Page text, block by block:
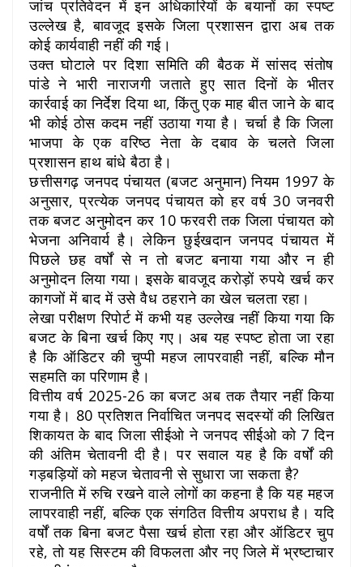
जांच प्रतिवेदन में इन अधिकारियों के बयानों का स्पष्ट
उल्लेख है, बावजूद इसके जिला प्रशासन द्वारा अब तक
कोई कार्यवाही नहीं की गई।
उक्त घोटाले पर दिशा समिति की बैठक में सांसद संतोष
पांडे ने भारी नाराजगी जताते हुए सात दिनों के भीतर
कार्रवाई का निर्देश दिया था, किंतु एक माह बीत जाने के बाद
भी कोई ठोस कदम नहीं उठाया गया है। चर्चा है कि जिला
भाजपा के एक वरिष्ठ नेता के दबाव के चलते जिला
प्रशासन हाथ बांधे बैठा है।
छत्तीसगढ़ जनपद पंचायत (बजट अनुमान) नियम 1997 के
अनुसार, प्रत्येक जनपद पंचायत को हर वर्ष 30 जनवरी
तक बजट अनुमोदन कर 10 फरवरी तक जिला पंचायत को
भेजना अनिवार्य है। लेकिन छुईखदान जनपद पंचायत में
पिछले छह वर्षों से न तो बजट बनाया गया और न ही
अनुमोदन लिया गया। इसके बावजूद करोड़ों रुपये खर्च कर
कागजों में बाद में उसे वैध ठहराने का खेल चलता रहा।
लेखा परीक्षण रिपोर्ट में कभी यह उल्लेख नहीं किया गया कि
बजट के बिना खर्च किए गए। अब यह स्पष्ट होता जा रहा
है कि ऑडिटर की चुप्पी महज लापरवाही नहीं, बल्कि मौन
सहमति का परिणाम है।
वित्तीय वर्ष 2025-26 का बजट अब तक तैयार नहीं किया
गया है। 80 प्रतिशत निर्वाचित जनपद सदस्यों की लिखित
शिकायत के बाद जिला सीईओ ने जनपद सीईओ को 7 दिन
की अंतिम चेतावनी दी है। पर सवाल यह है कि वर्षों की
गड़बड़ियों को महज चेतावनी से सुधारा जा सकता है?
राजनीति में रुचि रखने वाले लोगों का कहना है कि यह महज
लापरवाही नहीं, बल्कि एक संगठित वित्तीय अपराध है। यदि
वर्षों तक बिना बजट पैसा खर्च होता रहा और ऑडिटर चुप
रहे, तो यह सिस्टम की विफलता और नए जिले में भ्रष्टाचार